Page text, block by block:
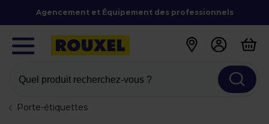
Agencement et Équipement des professionnels
Quel produit recherchez-vous ?
Porte-étiquettes